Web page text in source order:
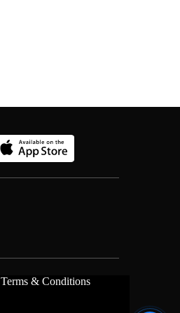
Terms & Conditions